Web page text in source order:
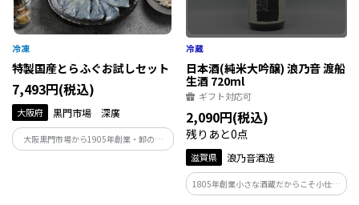
特製国産とらふぐお試しセット
7,493円(税込)
大阪府 黒門市場 深廣
大阪黒門市場から1905年創業・卸の名
門 深廣から、プロ向け商品を家庭用サ
日本酒(純米大吟醸) 浪乃音 渡船
生酒 720ml
ギフト対応可
2,090円(税込)
残りあと0点
滋賀県 浪乃音酒造
1805年創業小さな酒蔵だからこそ小仕込
みに徹し、丁寧に心を込めて醸しており